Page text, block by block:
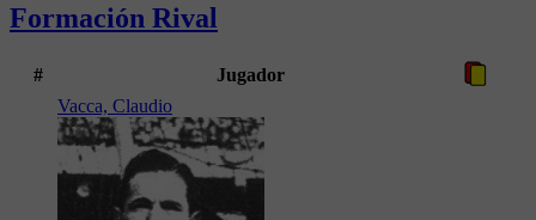
Formación Rival
#
Jugador
Vacca, Claudio